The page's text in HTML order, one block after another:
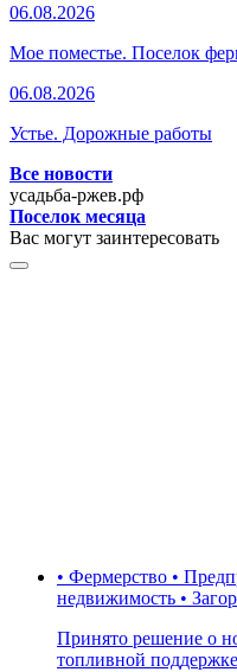
06.08.2026
Мое поместье. Поселок
06.08.2026
Устье. Дорожные работы
Все новости
усадьба-ржев.рф
Поселок месяца
Вас могут заинтересовать
• Фермерство •
недвижимость •
Принято решение о
топливной